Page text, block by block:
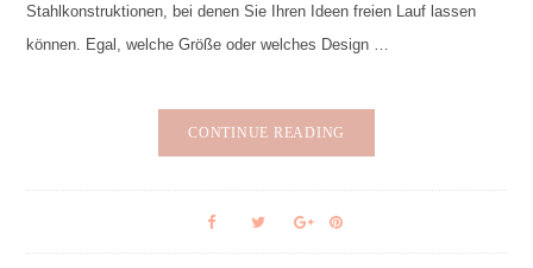
Stahlkonstruktionen, bei denen Sie Ihren Ideen freien Lauf lassen
können. Egal, welche Größe oder welches Design …
CONTINUE READING